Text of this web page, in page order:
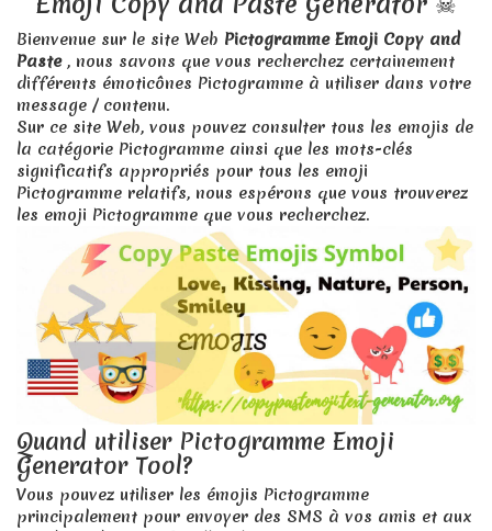
🖤 mal , coeur noir , noir , méchant - Emoji
💟 décoration coeur , coeur - Emoji
💍 ring , diamant - Emoji
💎 bijou , gemme , pierre gemme , diamant - Emoji
💐 bouquet , fleur - Emoji
💒 romance, chapelle , mariage - Emoji
Bienvenue sur le site Web Pictogramme Emoji Copy and
Paste , nous savons que vous recherchez certainement
différents émoticônes Pictogramme à utiliser dans votre
message / contenu.
Sur ce site Web, vous pouvez consulter tous les emojis de
la catégorie Pictogramme ainsi que les mots-clés
significatifs appropriés pour tous les emoji
Pictogramme relatifs, nous espérons que vous trouverez
les emoji Pictogramme que vous recherchez.
Quand utiliser Pictogramme Emoji
Generator Tool?
Vous pouvez utiliser les émojis Pictogramme
principalement pour envoyer des SMS à vos amis et aux